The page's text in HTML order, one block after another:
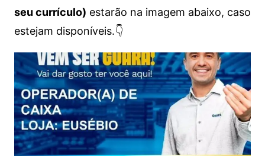
seu currículo) estarão na imagem abaixo, caso
estejam disponíveis.👇